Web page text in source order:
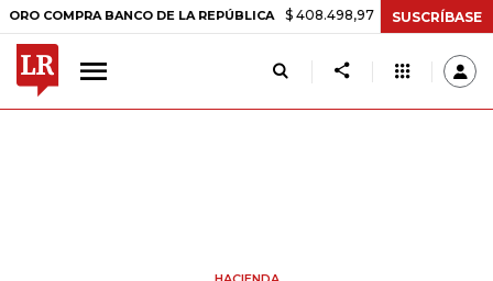
BANCO DE LA REPÚBLICA $ 408.498,97 +$ 8.753,81 +2,19%
SUSCRÍBASE